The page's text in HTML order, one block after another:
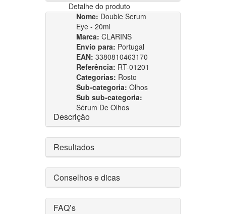
Detalhe do produto
Nome: Double Serum
Eye - 20ml
Marca: CLARINS
Envio para: Portugal
EAN: 3380810463170
Referência: RT-01201
Categorias: Rosto
Sub-categoria: Olhos
Sub sub-categoria:
Sérum De Olhos
Descrição
Resultados
Conselhos e dicas
FAQ’s